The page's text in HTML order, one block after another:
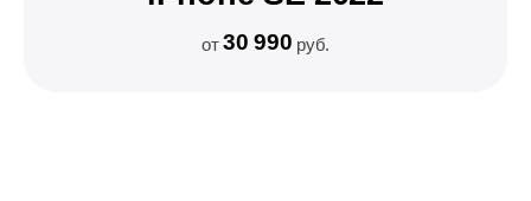
от30 990 руб.